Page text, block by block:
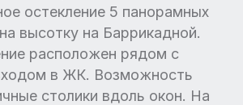
остекление 5 панорамных
высотку на Баррикадной.
расположен рядом с
в ЖК. Возможность
столики вдоль окон. На